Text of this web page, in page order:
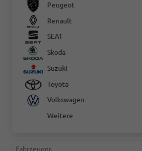
Peugeot
Renault
SEAT
Skoda
Suzuki
Toyota
Volkswagen
Weitere
Fahrzeugnr.